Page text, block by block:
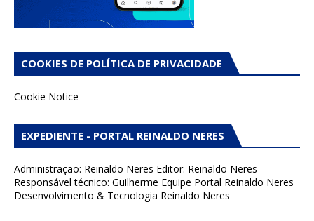
COOKIES DE POLÍTICA DE PRIVACIDADE
Cookie Notice
EXPEDIENTE - PORTAL REINALDO NERES
Administração: Reinaldo Neres Editor: Reinaldo Neres
Responsável técnico: Guilherme Equipe Portal Reinaldo Neres
Desenvolvimento & Tecnologia Reinaldo Neres